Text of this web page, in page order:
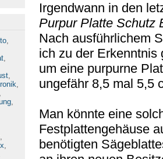
,
,
,
,
,
,
,
,
Irgendwann in den
Purpur Platte Schutz
Nach ausführlichem
ich zu der Erkenntnis
um eine purpurne
ungefähr 8,5 mal 5,5
Man könnte eine
Festplattengehäuse
benötigten